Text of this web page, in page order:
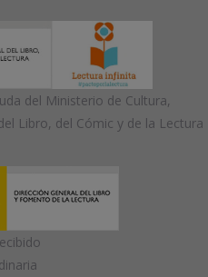
del Ministerio de Cultura,
Libro, del Cómic y de la Lectura